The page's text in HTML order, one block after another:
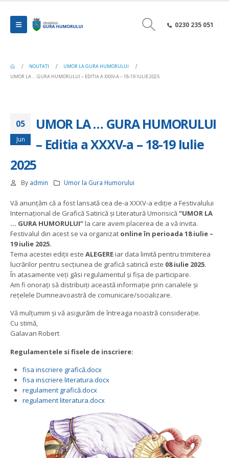
0230 235 051
NOUTATI
UMOR LA GURA HUMORULUI
UMOR LA … GURA HUMORULUI – EDITIA A XXXV-A – 18-19 IULIE 2025
05
Jun
UMOR LA … GURA HUMORULUI
– Editia a XXXV-a – 18-19 Iulie
2025
By admin Umor la Gura Humorului
Vă anunțăm că a fost lansată cea de-a XXXV-a ediție a Festivalului
Internațional de Grafică Satirică și Literatură Umorisică“UMOR LA
… GURA HUMORULUI”la care avem placerea de a vă invita.
Festivalul din acest se va organizat online în perioada 18 iulie –
19 iulie 2025.
Tema acestei ediții este ALEGEREiar data limită pentru trimiterea
lucrărilor pentru secțiunea de grafică satirică este 08 iulie 2025.
În atasamente veți găsi regulamentul și fișa de participare.
Am fi onorați să distribuiți această informație prin canalele și
rețelele Dumneavoastră de comunicare/socializare.
Vă mulțumim și vă asigurăm de întreaga noastră considerație.
Cu stimă,
Galavan Robert
Regulamentele si fisele de inscriere:
fisa inscriere grafică.docx
fisa inscriere literatura.docx
regulament grafică.docx
regulament literatura.docx